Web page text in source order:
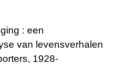
: een
van levensverhalen
1928-